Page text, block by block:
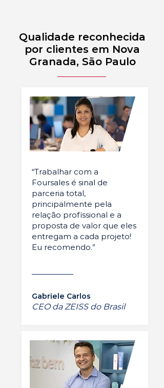
Qualidade reconhecida
por clientes em Nova
Granada, São Paulo
“Trabalhar com a
Foursales é sinal de
parceria total,
principalmente pela
relação profissional e a
proposta de valor que eles
entregam a cada projeto!
Eu recomendo.”
Gabriele Carlos
CEO da ZEISS do Brasil